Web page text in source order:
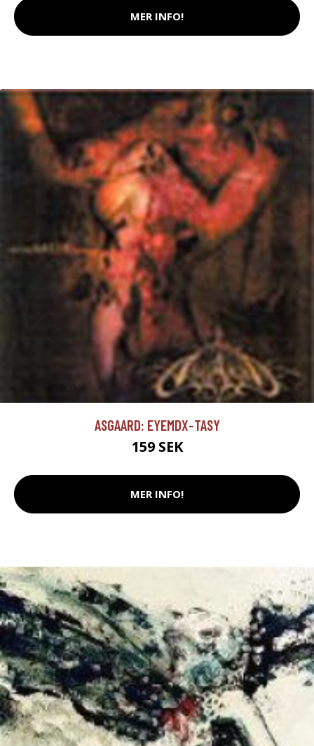
MER INFO!
ASGAARD: EYEMDX-TASY
159 SEK
MER INFO!